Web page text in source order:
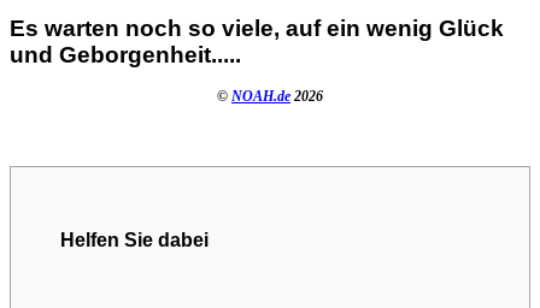
Es warten noch so viele, auf ein wenig Glück
und Geborgenheit.....
© NOAH.de 2026
Helfen Sie dabei